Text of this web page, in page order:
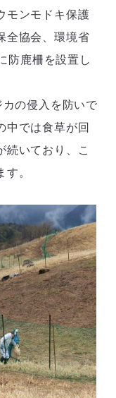
モンモドキ保護
全協会、環境省
防鹿柵を設置し
の侵入を防いで
中では食草が回
続いており、こ
。